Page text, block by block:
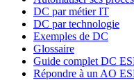
DC par métier IT
DC par technologie
Exemples de DC
Glossaire
Guide complet DC
Répondre à un AO